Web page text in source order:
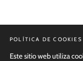
POLÍTICA DE COOKIES
Este sitio web utiliza